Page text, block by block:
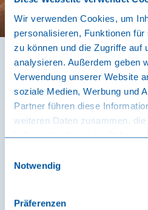
Wir verwenden Cookies, um
personalisieren, Funktionen
zu können und die Zugriffe auf
analysieren. Außerdem geben
Verwendung unserer Website
soziale Medien, Werbung und
Partner führen diese
weiteren Daten zusammen,
haben oder die sie im Rahmen
Notwendig
Präferenzen
FAQ
Vous avez des questions ?